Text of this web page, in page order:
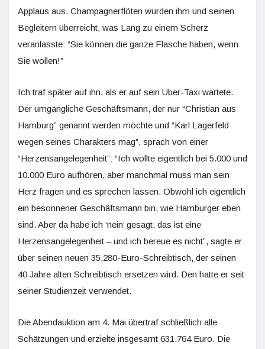
Applaus aus. Champagnerflöten wurden ihm und seinen
Begleitern überreicht, was Lang zu einem Scherz
veranlasste: “Sie können die ganze Flasche haben, wenn
Sie wollen!”
Ich traf später auf ihn, als er auf sein Uber-Taxi wartete.
Der umgängliche Geschäftsmann, der nur “Christian aus
Hamburg” genannt werden möchte und “Karl Lagerfeld
wegen seines Charakters mag”, sprach von einer
“Herzensangelegenheit”: “Ich wollte eigentlich bei 5.000 und
10.000 Euro aufhören, aber manchmal muss man sein
Herz fragen und es sprechen lassen. Obwohl ich eigentlich
ein besonnener Geschäftsmann bin, wie Hamburger eben
sind. Aber da habe ich ‘nein’ gesagt, das ist eine
Herzensangelegenheit – und ich bereue es nicht”, sagte er
über seinen neuen 35.280-Euro-Schreibtisch, der seinen
40 Jahre alten Schreibtisch ersetzen wird. Den hatte er seit
seiner Studienzeit verwendet.
Die Abendauktion am 4. Mai übertraf schließlich alle
Schätzungen und erzielte insgesamt 631.764 Euro. Die